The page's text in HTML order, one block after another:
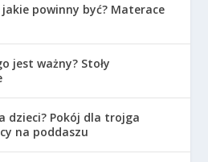
powinny być? Materace
jest ważny? Stoły
dzieci? Pokój dla trojga
na poddaszu